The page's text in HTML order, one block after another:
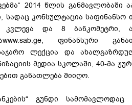
2014 წლის განმავლობაში
სადაც კონსულტაცია საფინანსო
კვლევა და 8 ბანკომეტრი,
ფინანსური
ლექცია და
მედია სკოლაში, 40-მა
განათლება მიიღო.
გუნდი სამომავლოდაც